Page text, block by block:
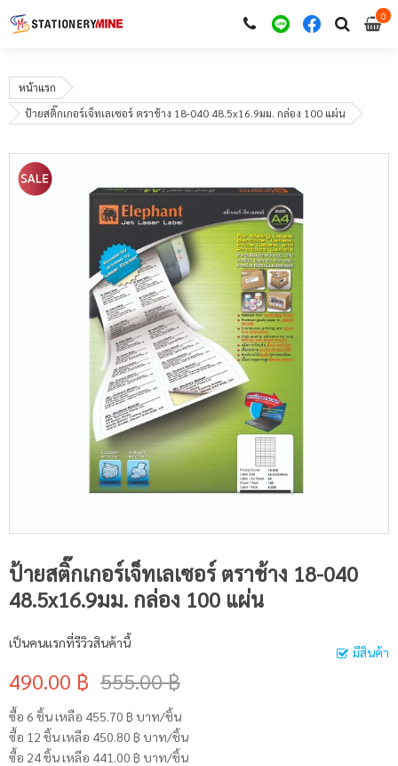
00
หน้าแรก
ป้ายสติ๊กเกอร์เจ็ทเลเซอร์ ตราช้าง 18-040 48.5x16.9มม. กล่อง 100 แผ่น
ป้ายสติ๊กเกอร์เจ็ทเลเซอร์ ตราช้าง 18-040
48.5x16.9มม. กล่อง 100 แผ่น
มีสินค้า
เป็นคนแรกที่รีวิวสินค้านี้
490.00 ฿ 555.00 ฿
ซื้อ 6 ชิ้น เหลือ 455.70 ฿ บาท/ชิ้น
ซื้อ 12 ชิ้น เหลือ 450.80 ฿ บาท/ชิ้น
ซื้อ 24 ชิ้น เหลือ 441.00 ฿ บาท/ชิ้น